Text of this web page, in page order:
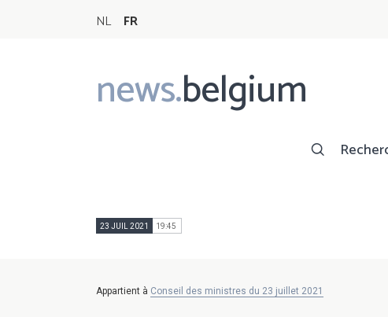
NL FR
news.belgium
Main
navigation
23 JUIL 2021 19:45
Appartient à Conseil des ministres du 23 juillet 2021